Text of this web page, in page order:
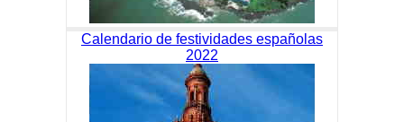
Calendario de festividades españolas
2022